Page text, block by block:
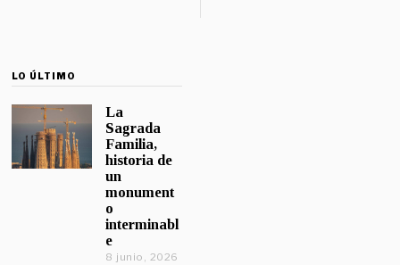
LO ÚLTIMO
La
Sagrada
Familia,
historia de
un
monument
o
interminabl
e
8 junio, 2026